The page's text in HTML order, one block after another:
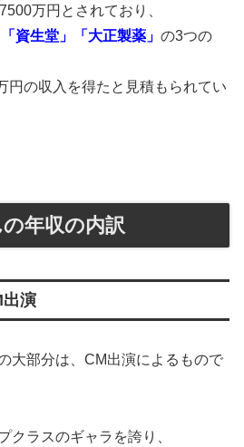
万円とされており、
「資生堂」「大正製薬」 の3つの
円の収入を得たと見積もられてい
年収の内訳
演
大部分は、CM出演によるもので
クラスのギャラを誇り、